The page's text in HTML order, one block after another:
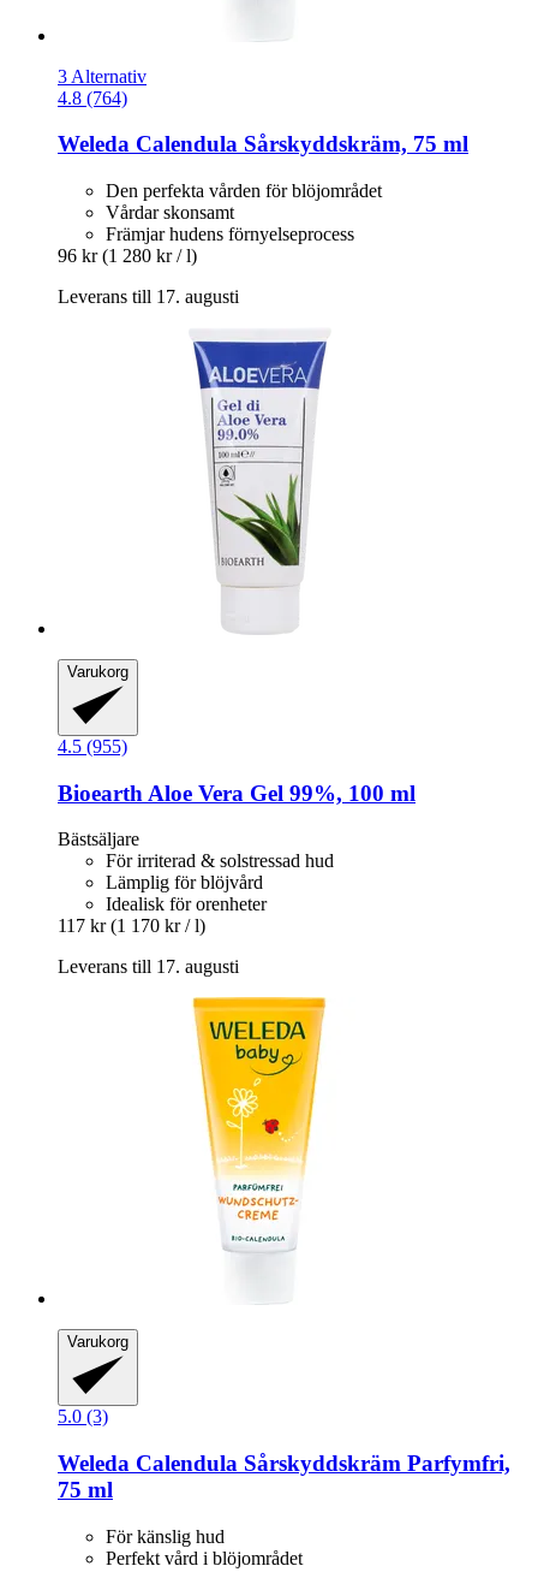
3 Alternativ
4.8 (764)
Weleda Calendula Sårskyddskräm, 75 ml
Den perfekta vården för blöjområdet
Vårdar skonsamt
Främjar hudens förnyelseprocess
96 kr (1 280 kr / l)
Leverans till 17. augusti
Varukorg
4.5 (955)
Bioearth Aloe Vera Gel 99%, 100 ml
Bästsäljare
För irriterad & solstressad hud
Lämplig för blöjvård
Idealisk för orenheter
117 kr (1 170 kr / l)
Leverans till 17. augusti
Varukorg
5.0 (3)
Weleda Calendula Sårskyddskräm Parfymfri,
75 ml
För känslig hud
Perfekt vård i blöjområdet